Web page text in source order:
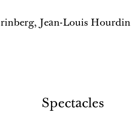
Jean-Louis Hourdin
Spectacles